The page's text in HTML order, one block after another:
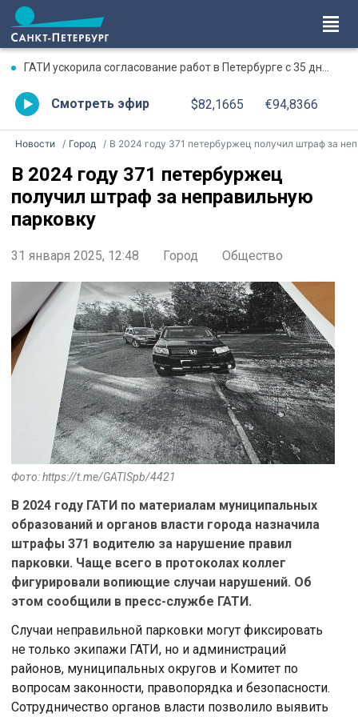
ГАТИ ускорила согласование работ в Петербурге с 35 дней до двух часов
Смотреть эфир $82,1665 €94,8366
Новости Город В 2024 году 371 петербуржец получил штраф за неправильную парковку
В 2024 году 371 петербуржец
получил штраф за неправильную
парковку
31 января 2025, 12:48 Город Общество
Фото: https://t.me/GATISpb/4421
В 2024 году ГАТИ по материалам муниципальных
образований и органов власти города назначила
штрафы 371 водителю за нарушение правил
парковки. Чаще всего в протоколах коллег
фигурировали вопиющие случаи нарушений. Об
этом сообщили в пресс-службе ГАТИ.
Случаи неправильной парковки могут фиксировать
не только экипажи ГАТИ, но и администраций
районов, муниципальных округов и Комитет по
вопросам законности, правопорядка и безопасности.
Сотрудничество органов власти позволило выявить